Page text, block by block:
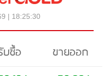
| 18:25:30
บซื้อ
ขายออก